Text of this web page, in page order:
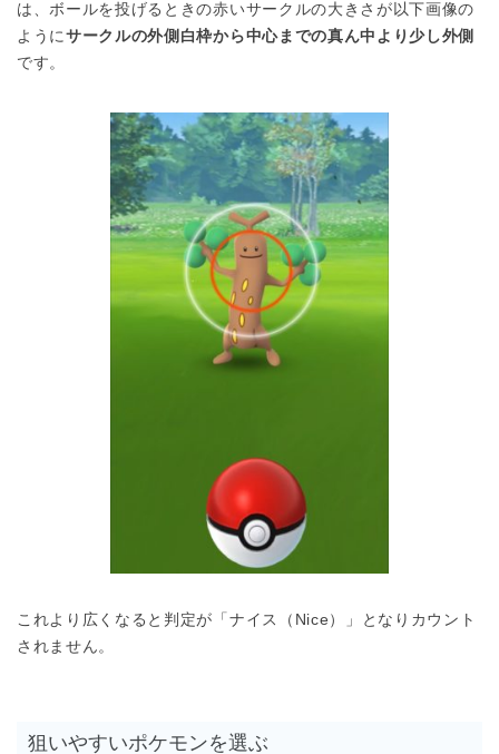
は、ボールを投げるときの赤いサークルの大きさが以下画像の
ようにサークルの外側白枠から中心までの真ん中より少し外側
です。
これより広くなると判定が「ナイス（Nice）」となりカウント
されません。
狙いやすいポケモンを選ぶ